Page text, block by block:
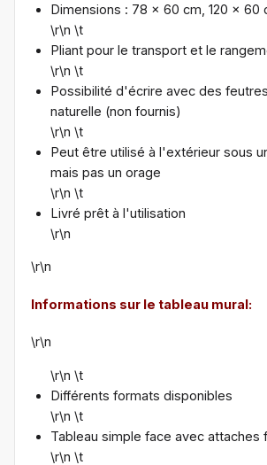
Dimensions : 78 x 60 cm, 120 x 60
\r\n \t
Pliant pour le transport et le
\r\n \t
Possibilité d'écrire avec des
naturelle (non fournis)
\r\n \t
Peut être utilisé à l'extérieur sous
mais pas un orage
\r\n \t
Livré prêt à l'utilisation
\r\n
\r\n
Informations sur le tableau mural:
\r\n
\r\n \t
Différents formats disponibles
\r\n \t
Tableau simple face avec attaches
\r\n \t